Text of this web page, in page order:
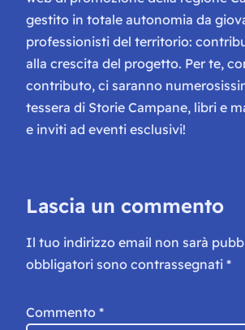
gestito in totale autonomia da
professionisti del territorio:
alla crescita del progetto. Per te,
contributo, ci saranno
tessera di Storie Campane, libri e
e inviti ad eventi esclusivi!
Lascia un commento
Il tuo indirizzo email non sarà
obbligatori sono contrassegnati *
Commento *